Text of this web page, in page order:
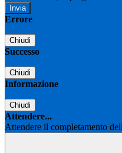
Errore
Chiudi
Successo
Chiudi
Informazione
Chiudi
Attendere...
Attendere il completamento